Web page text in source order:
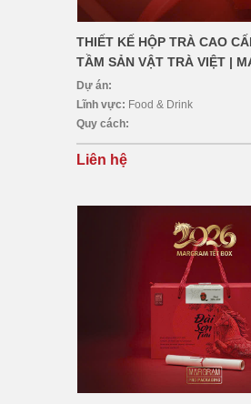
THIẾT KẾ HỘP TRÀ CAO
TẦM SẢN VẬT TRÀ VIỆT |
Dự án:
Lĩnh vực: Food & Drink
Quy cách:
Liên hệ